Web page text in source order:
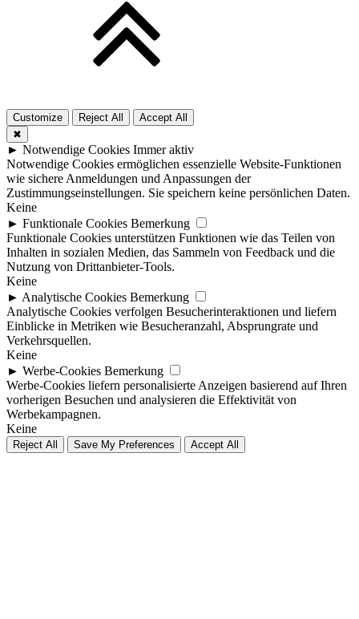
Customize Reject All
Accept All
✖
► Notwendige Cookies Immer aktiv
Notwendige Cookies ermöglichen essenzielle Website-Funktionen
wie sichere Anmeldungen und Anpassungen der
Zustimmungseinstellungen. Sie speichern keine persönlichen Daten.
Keine
► Funktionale Cookies Bemerkung
Funktionale Cookies unterstützen Funktionen wie das Teilen von
Inhalten in sozialen Medien, das Sammeln von Feedback und die
Nutzung von Drittanbieter-Tools.
Keine
► Analytische Cookies Bemerkung
Analytische Cookies verfolgen Besucherinteraktionen und liefern
Einblicke in Metriken wie Besucheranzahl, Absprungrate und
Verkehrsquellen.
Keine
► Werbe-Cookies Bemerkung
Werbe-Cookies liefern personalisierte Anzeigen basierend auf Ihren
vorherigen Besuchen und analysieren die Effektivität von
Werbekampagnen.
Keine
Reject All Save My Preferences Accept All